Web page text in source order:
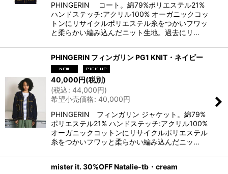
PHINGERIN コート。綿79%ポリエステル21%
ハンドステッチ:アクリル100% オーガニックコッ
トンにリサイクルポリエステル糸をつかいフワッ
と柔らかい編み込んだニット生地。過去にリ…
PHINGERIN フィンガリン PG1 KNIT・ネイビー
40,000円(税別)
(税込: 44,000円)
希望小売価格: 40,000円
PHINGERIN フィンガリン ジャケット。綿79%
ポリエステル21% ハンドステッチ:アクリル100%
オーガニックコットンにリサイクルポリエステル
糸をつかいフワッと柔らかい編み込んだニッ…
mister it. 30%OFF Natalie-tb・cream